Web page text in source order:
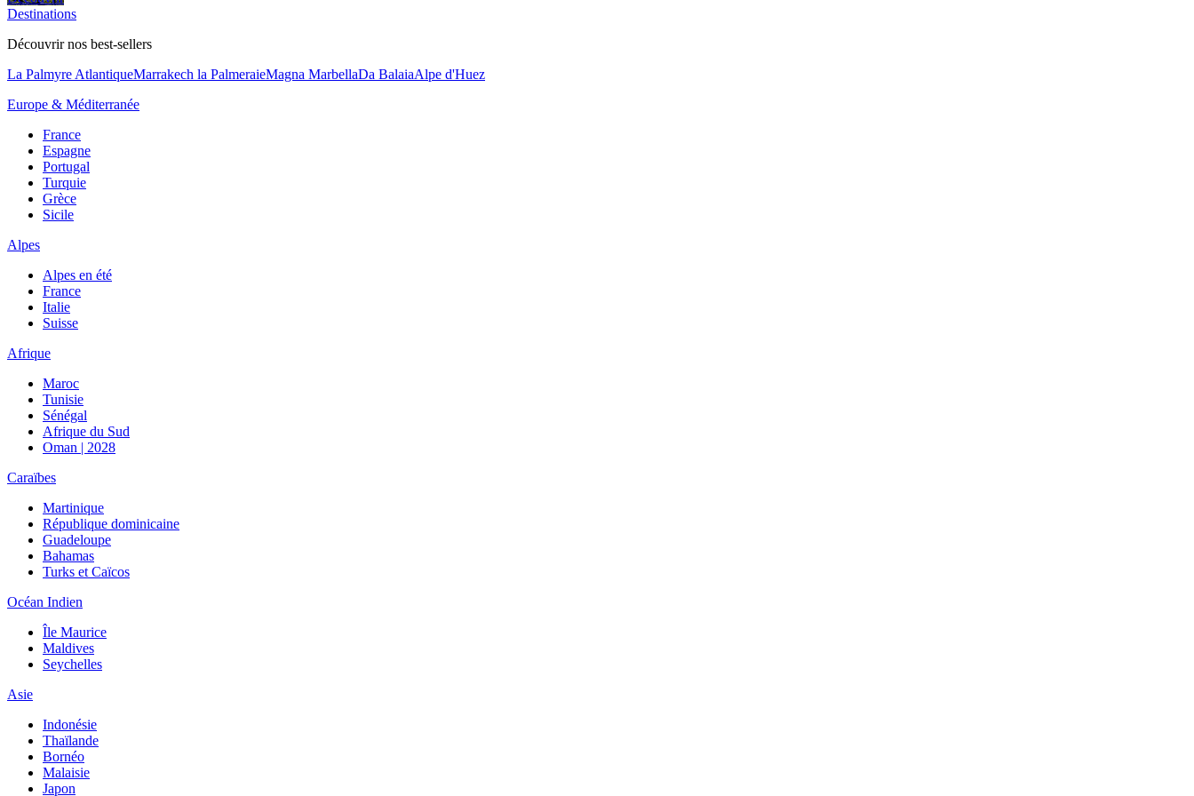
Destinations
Découvrir nos best-sellers
La Palmyre AtlantiqueMarrakech la PalmeraieMagna MarbellaDa BalaiaAlpe d'Huez
Europe & Méditerranée
France
Espagne
Portugal
Turquie
Grèce
Sicile
Alpes
Alpes en été
France
Italie
Suisse
Afrique
Maroc
Tunisie
Sénégal
Afrique du Sud
Oman | 2028
Caraïbes
Martinique
République dominicaine
Guadeloupe
Bahamas
Turks et Caïcos
Océan Indien
Île Maurice
Maldives
Seychelles
Asie
Indonésie
Thaïlande
Bornéo
Malaisie
Japon